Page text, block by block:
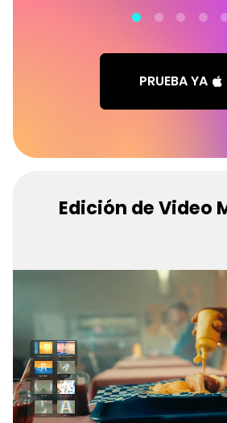
PRUEBA YA
Edición de Video